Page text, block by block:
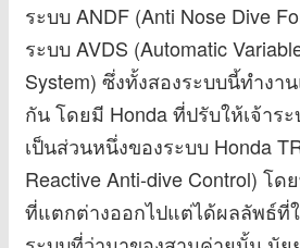
ระบบ ANDF (Anti Nose Dive
ระบบ AVDS (Automatic
System) ซึ่งทั้งสองระบบนี้ทำง
กัน โดยมี Honda ที่ปรับให้เจ้าร
เป็นส่วนหนึ่งของระบบ Honda
Reactive Anti-dive Control) โ
ที่แตกต่างออกไปแต่ได้ผลลัพธ์ที่